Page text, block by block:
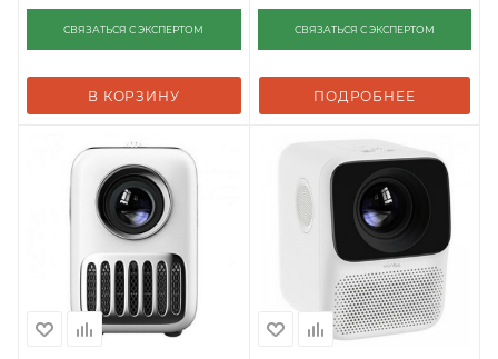
СВЯЗАТЬСЯ С ЭКСПЕРТОМ
В КОРЗИНУ
СВЯЗАТЬСЯ С ЭКСПЕРТОМ
ПОДРОБНЕЕ